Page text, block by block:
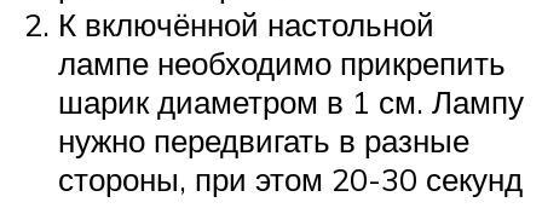
К включённой настольной
лампе необходимо прикрепить
шарик диаметром в 1 см. Лампу
нужно передвигать в разные
стороны, при этом 20-30 секунд